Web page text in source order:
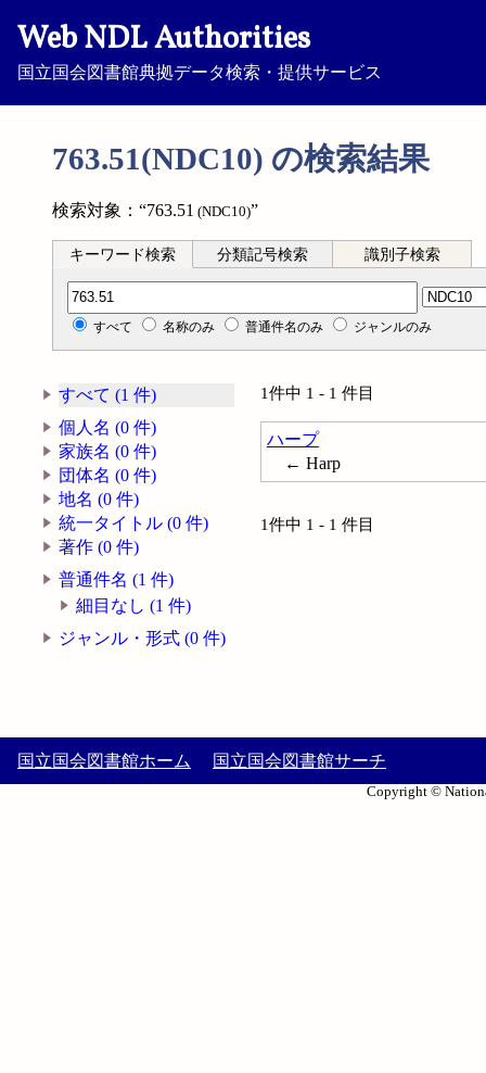
Web NDL Authorities
国立国会図書館典拠データ検索・提供サービス
763.51(NDC10) の検索結果
検索対象：“763.51 (NDC10)”
キーワード検索 分類記号検索 識別子検索
分類記号検索
すべて 名称のみ 普通件名のみ ジャンルのみ
すべて (1 件)
個人名 (0 件)
家族名 (0 件)
団体名 (0 件)
地名 (0 件)
統一タイトル (0 件)
著作 (0 件)
普通件名 (1 件)
細目なし (1 件)
ジャンル・形式 (0 件)
1件中 1 - 1 件目
ハープ
← Harp
1件中 1 - 1 件目
国立国会図書館ホーム 国立国会図書館サーチ
Copyright ©